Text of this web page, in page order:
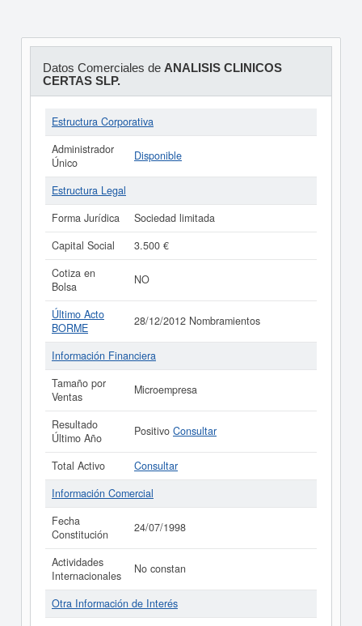
Datos Comerciales de ANALISIS CLINICOS
CERTAS SLP.
Estructura Corporativa
Administrador
Único
Disponible
Estructura Legal
Forma Jurídica
Sociedad limitada
Capital Social
3.500 €
Cotiza en
Bolsa
NO
Último Acto
BORME
28/12/2012 Nombramientos
Información Financiera
Tamaño por
Ventas
Microempresa
Resultado
Último Año
Positivo Consultar
Total Activo
Consultar
Información Comercial
Fecha
Constitución
24/07/1998
Actividades
Internacionales
No constan
Otra Información de Interés